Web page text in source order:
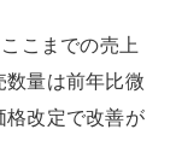
こまでの売上
数量は前年比微
格改定で改善が